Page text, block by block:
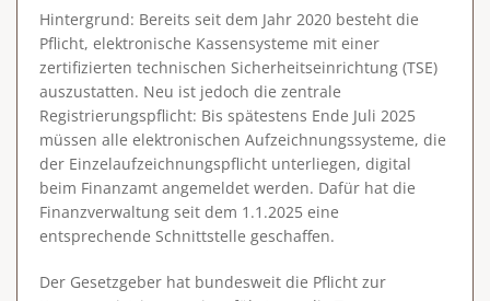
Hintergrund: Bereits seit dem Jahr 2020 besteht die
Pflicht, elektronische Kassensysteme mit einer
zertifizierten technischen Sicherheitseinrichtung (TSE)
auszustatten. Neu ist jedoch die zentrale
Registrierungspflicht: Bis spätestens Ende Juli 2025
müssen alle elektronischen Aufzeichnungssysteme, die
der Einzelaufzeichnungspflicht unterliegen, digital
beim Finanzamt angemeldet werden. Dafür hat die
Finanzverwaltung seit dem 1.1.2025 eine
entsprechende Schnittstelle geschaffen.
Der Gesetzgeber hat bundesweit die Pflicht zur